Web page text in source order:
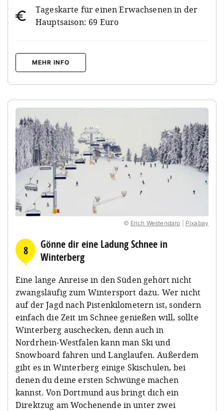
Tageskarte für einen Erwachsenen in der
Hauptsaison: 69 Euro
MEHR INFO
© Erich Westendarp Pixabay
8
Gönne dir eine Ladung Schnee in
Winterberg
Eine lange Anreise in den Süden gehört nicht
zwangsläufig zum Wintersport dazu. Wer nicht
auf der Jagd nach Pistenkilometern ist, sondern
einfach die Zeit im Schnee genießen will, sollte
Winterberg auschecken, denn auch in
Nordrhein-Westfalen kann man Ski und
Snowboard fahren und Langlaufen. Außerdem
gibt es in Winterberg einige Skischulen, bei
denen du deine ersten Schwünge machen
kannst. Von Dortmund aus bringt dich ein
Direktzug am Wochenende in unter zwei